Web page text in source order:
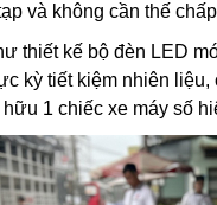
và không cần thế
thiết kế bộ đèn LED
kỳ tiết kiệm nhiên
1 chiếc xe máy số